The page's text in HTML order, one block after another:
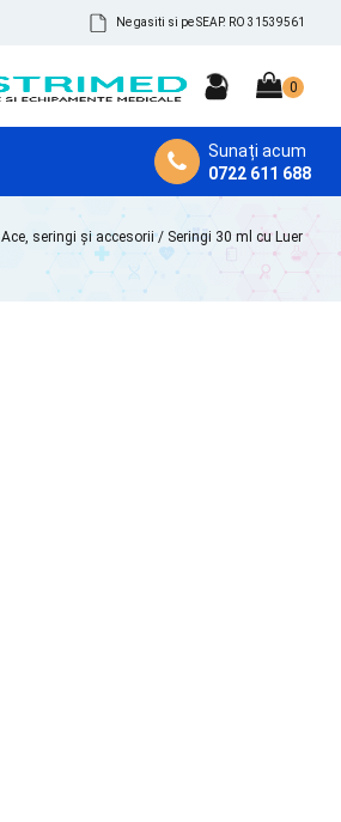
Ne gasiti si pe SEAP. RO 31539561
Sunați acum
0722 611 688
Ace, seringi și accesorii/ Seringi 30 ml cu Luer